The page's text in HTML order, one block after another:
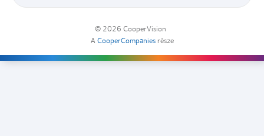
© 2026 CooperVision
ACooperCompaniesrésze